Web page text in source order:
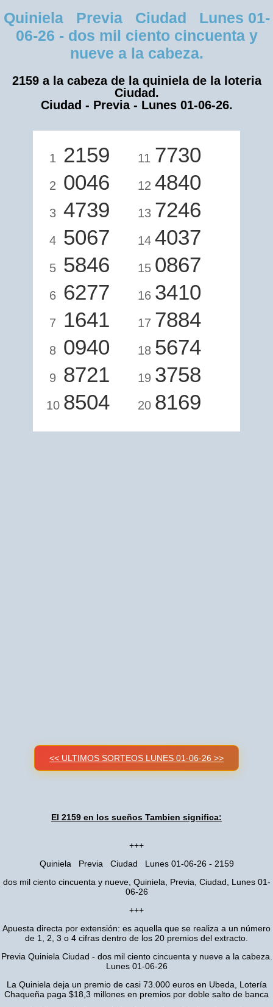
Quiniela Previa Ciudad Lunes 01-
06-26 - dos mil ciento cincuenta y
nueve a la cabeza.
2159 a la cabeza de la quiniela de la loteria
Ciudad.
Ciudad - Previa - Lunes 01-06-26.
1 2159
2 0046
3 4739
4 5067
5 5846
6 6277
7 1641
8 0940
9 8721
10 8504
11 7730
12 4840
13 7246
14 4037
15 0867
16 3410
17 7884
18 5674
19 3758
20 8169
<< ULTIMOS SORTEOS LUNES 01-06-26 >>
El 2159 en los sueños Tambien significa:
+++
Quiniela Previa Ciudad Lunes 01-06-26 - 2159
dos mil ciento cincuenta y nueve, Quiniela, Previa, Ciudad, Lunes 01-
06-26
+++
Apuesta directa por extensión: es aquella que se realiza a un número
de 1, 2, 3 o 4 cifras dentro de los 20 premios del extracto.
Previa Quiniela Ciudad - dos mil ciento cincuenta y nueve a la cabeza.
Lunes 01-06-26
La Quiniela deja un premio de casi 73.000 euros en Ubeda, Lotería
Chaqueña paga $18,3 millones en premios por doble salto de banca